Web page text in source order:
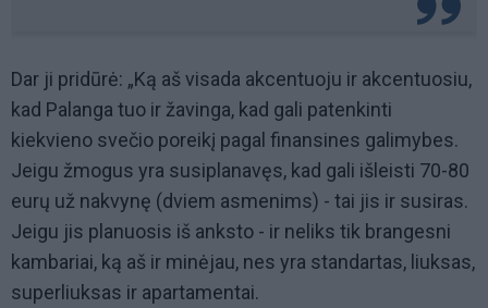
Dar ji pridūrė: „Ką aš visada akcentuoju ir akcentuosiu,
kad Palanga tuo ir žavinga, kad gali patenkinti
kiekvieno svečio poreikį pagal finansines galimybes.
Jeigu žmogus yra susiplanavęs, kad gali išleisti 70-80
eurų už nakvynę (dviem asmenims) - tai jis ir susiras.
Jeigu jis planuosis iš anksto - ir neliks tik brangesni
kambariai, ką aš ir minėjau, nes yra standartas, liuksas,
superliuksas ir apartamentai.